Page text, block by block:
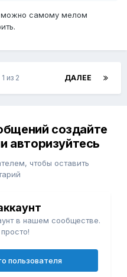
самому мелом
ДАЛЕЕ
из 2
создайте
авторизуйтесь
чтобы оставить
в нашем сообществе.
пользователя